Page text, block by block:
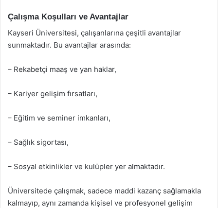
Çalışma Koşulları ve Avantajlar
Kayseri Üniversitesi, çalışanlarına çeşitli avantajlar
sunmaktadır. Bu avantajlar arasında:
– Rekabetçi maaş ve yan haklar,
– Kariyer gelişim fırsatları,
– Eğitim ve seminer imkanları,
– Sağlık sigortası,
– Sosyal etkinlikler ve kulüpler yer almaktadır.
Üniversitede çalışmak, sadece maddi kazanç sağlamakla
kalmayıp, aynı zamanda kişisel ve profesyonel gelişim